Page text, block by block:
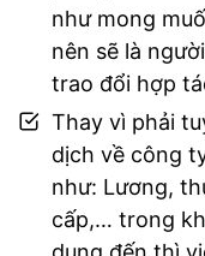
như mong
nên sẽ là
trao đổi hợp
Thay vì phải
dịch về công
như: Lương,
cấp,… trong